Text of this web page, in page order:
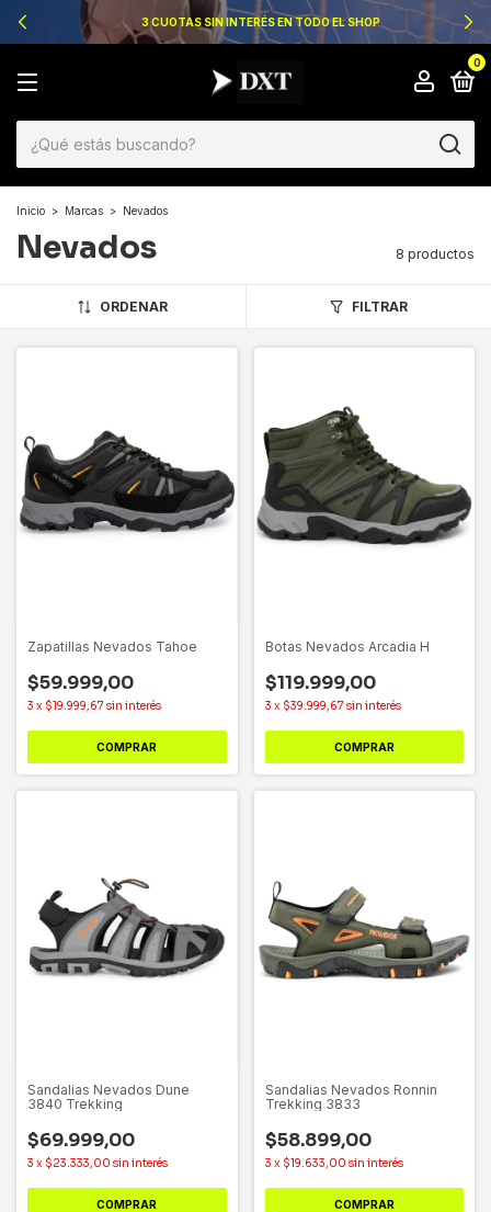
3 CUOTAS SIN INTERÉS EN TODO EL SHOP
0
Inicio > Marcas > Nevados
Nevados 8 productos
ORDENAR FILTRAR
Zapatillas Nevados Tahoe
$59.999,00
3 x $19.999,67 sin interés
COMPRAR
Botas Nevados Arcadia H
$119.999,00
3 x $39.999,67 sin interés
COMPRAR
Sandalias Nevados Dune
3840 Trekking
$69.999,00
3 x $23.333,00 sin interés
COMPRAR
Sandalias Nevados Ronnin
Trekking 3833
$58.899,00
3 x $19.633,00 sin interés
COMPRAR